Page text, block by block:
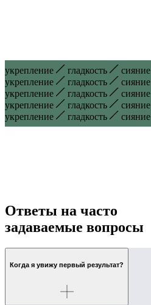
укрепление гладкость сияние
укрепление
гладкость сияние
укрепление
гладкость сияние
укрепление
гладкость сияние
укрепление
гладкость сияние
Ответы на часто
задаваемые вопросы
Когда я увижу первый результат?